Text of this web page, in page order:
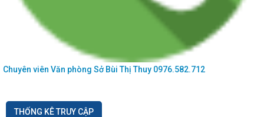
Chuyên viên Văn phòng SởBùi Thị Thuy 0976.582.712
THỐNG KÊ TRUY CẬP